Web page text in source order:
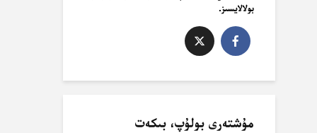
بولالايسىز.
مۇشتەرى بولۇپ، بىكەت